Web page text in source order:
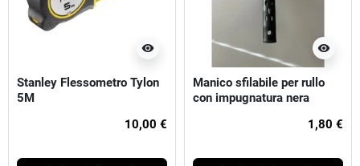
visibility
Stanley Flessometro Tylon
5M
10,00 €
visibility
Manico sfilabile per rullo
con impugnatura nera
1,80 €